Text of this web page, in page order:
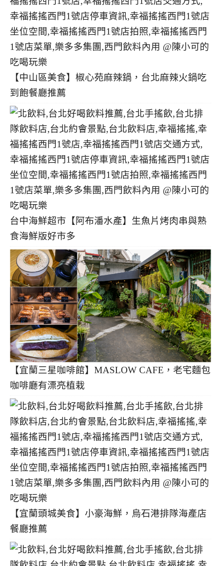
【中山區美食】椒心苑麻辣鍋，台北麻辣火鍋吃
到飽餐廳推薦
台中海鮮超市【阿布潘水產】生魚片烤肉串與熟
食海鮮版好市多
【宜蘭三星咖啡館】MASLOW CAFE，老宅麵包
咖啡廳有漂亮植栽
【宜蘭頭城美食】小豪海鮮，烏石港排隊海產店
餐廳推薦